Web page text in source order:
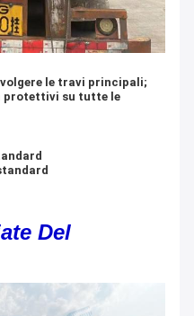
le travi principali;
protettivi su tutte le
Del